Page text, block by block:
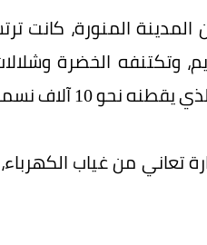
وادي ريم 70 كلم عن المدينة
وتكتنفه الخضرة
نسمة تظهر في المدى.
جولة «عكاظ» أن هناك 20 حارة